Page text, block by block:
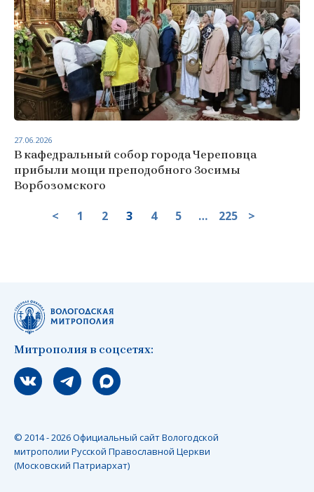
В кафедральный собор города Череповца
прибыли мощи преподобного Зосимы
Ворбозомского
27.06.2026
< 1 2 3 4 5 … 225 >
Митрополия в соцсетях:
Мы вконтакте
Мы в telegram
Мы в Макс
© 2014 - 2026 Официальный сайт Вологодской
митрополии Русской Православной Церкви
(Московский Патриархат)